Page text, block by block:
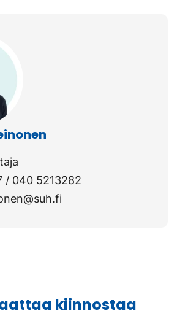
/ 040 5213282
kiinnostaa